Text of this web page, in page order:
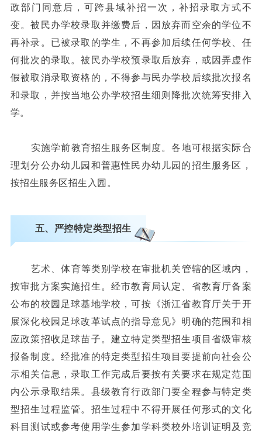
政部门同意后，可跨县域补招一次，补招录取方式不
变。被民办学校录取并缴费后，因放弃而空余的学位不
再补录。已被录取的学生，不再参加后续任何学校、任
何批次的录取。被民办学校预录取后放弃，或因弄虚作
假被取消录取资格的，不得参与民办学校后续批次报名
和录取，并按当地公办学校招生细则降批次统筹安排入
学。
实施学前教育招生服务区制度。各地可根据实际合
理划分公办幼儿园和普惠性民办幼儿园的招生服务区，
按招生服务区招生入园。
五、严控特定类型招生
艺术、体育等类别学校在审批机关管辖的区域内，
按审批方案实施招生。经市教育局认定、省教育厅备案
公布的校园足球基地学校，可按《浙江省教育厅关于开
展深化校园足球改革试点的指导意见》明确的范围和相
应政策招收足球苗子。建立特定类型招生项目省级审核
报备制度。经批准的特定类型招生项目要提前向社会公
示相关信息，录取工作完成后要按有关要求在规定范围
内公示录取结果。县级教育行政部门要全程参与特定类
型招生过程监管。招生过程中不得开展任何形式的文化
科目测试或参考使用学生参加学科类校外培训证明及竞